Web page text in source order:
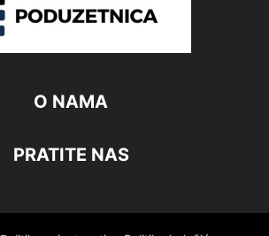
O NAMA
PRATITE NAS